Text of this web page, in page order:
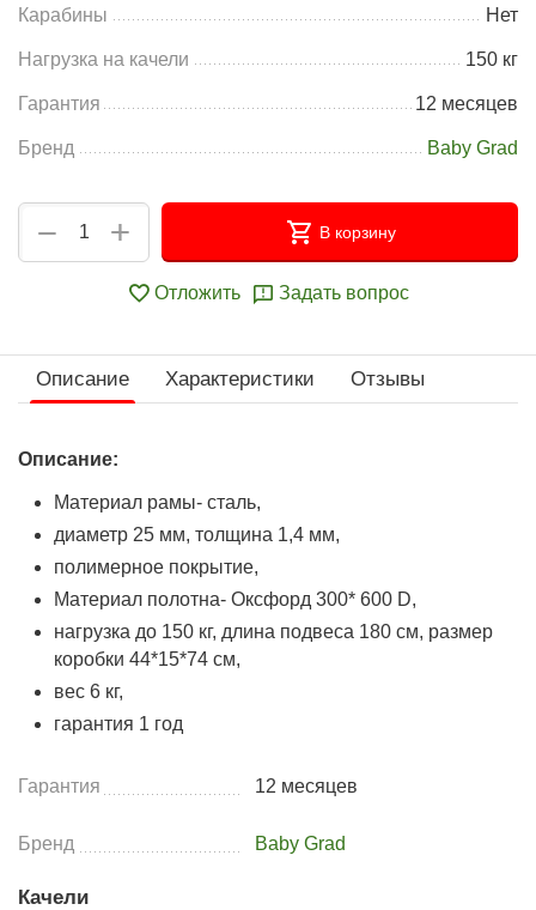
Карабины Нет
Нагрузка на качели 150 кг
Гарантия 12 месяцев
Бренд Baby Grad
+
− В корзину
Отложить Задать вопрос
Описание Характеристики Отзывы
Описание:
Материал рамы- сталь,
диаметр 25 мм, толщина 1,4 мм,
полимерное покрытие,
Материал полотна- Оксфорд 300* 600 D,
нагрузка до 150 кг, длина подвеса 180 см, размер
коробки 44*15*74 см,
вес 6 кг,
гарантия 1 год
Гарантия 12 месяцев
Бренд Baby Grad
Качели